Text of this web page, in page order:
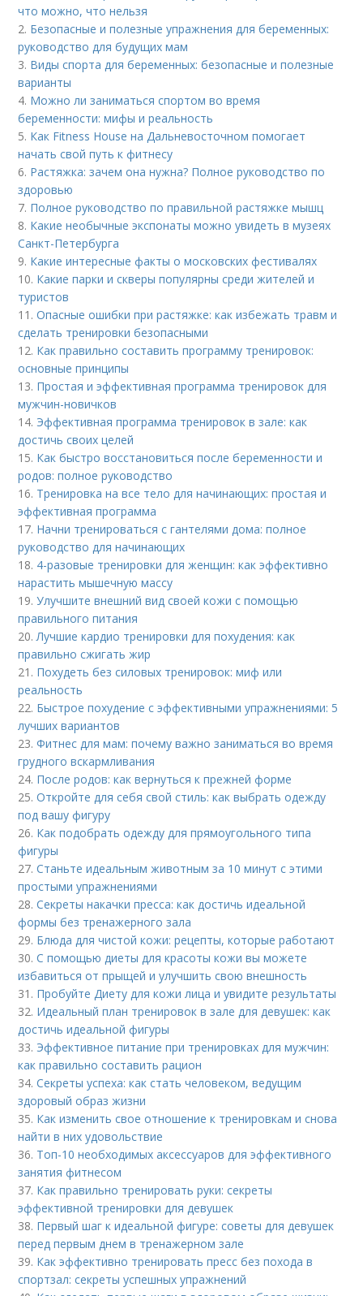
что можно, что нельзя
2. Безопасные и полезные упражнения для беременных:
руководство для будущих мам
3. Виды спорта для беременных: безопасные и полезные
варианты
4. Можно ли заниматься спортом во время
беременности: мифы и реальность
5. Как Fitness House на Дальневосточном помогает
начать свой путь к фитнесу
6. Растяжка: зачем она нужна? Полное руководство по
здоровью
7. Полное руководство по правильной растяжке мышц
8. Какие необычные экспонаты можно увидеть в музеях
Санкт-Петербурга
9. Какие интересные факты о московских фестивалях
10. Какие парки и скверы популярны среди жителей и
туристов
11.Опасные ошибки при растяжке: как избежать травм и
сделать тренировки безопасными
12. Как правильно составить программу тренировок:
основные принципы
13. Простая и эффективная программа тренировок для
мужчин-новичков
14. Эффективная программа тренировок в зале: как
достичь своих целей
15. Как быстро восстановиться после беременности и
родов: полное руководство
16. Тренировка на все тело для начинающих: простая и
эффективная программа
17. Начни тренироваться с гантелями дома: полное
руководство для начинающих
18. 4-разовые тренировки для женщин: как эффективно
нарастить мышечную массу
19.Улучшите внешний вид своей кожи с помощью
правильного питания
20. Лучшие кардио тренировки для похудения: как
правильно сжигать жир
21. Похудеть без силовых тренировок: миф или
реальность
22. Быстрое похудение с эффективными упражнениями: 5
лучших вариантов
23.Фитнес для мам: почему важно заниматься во время
грудного вскармливания
24. После родов: как вернуться к прежней форме
25.Откройте для себя свой стиль: как выбрать одежду
под вашу фигуру
26. Как подобрать одежду для прямоугольного типа
фигуры
27.Станьте идеальным животным за 10 минут с этими
простыми упражнениями
28.Секреты накачки пресса: как достичь идеальной
формы без тренажерного зала
29. Блюда для чистой кожи: рецепты, которые работают
30.С помощью диеты для красоты кожи вы можете
избавиться от прыщей и улучшить свою внешность
31. Пробуйте Диету для кожи лица и увидите результаты
32. Идеальный план тренировок в зале для девушек: как
достичь идеальной фигуры
33. Эффективное питание при тренировках для мужчин:
как правильно составить рацион
34.Секреты успеха: как стать человеком, ведущим
здоровый образ жизни
35. Как изменить свое отношение к тренировкам и снова
найти в них удовольствие
36. Топ-10 необходимых аксессуаров для эффективного
занятия фитнесом
37. Как правильно тренировать руки: секреты
эффективной тренировки для девушек
38. Первый шаг к идеальной фигуре: советы для девушек
перед первым днем в тренажерном зале
39. Как эффективно тренировать пресс без похода в
спортзал: секреты успешных упражнений